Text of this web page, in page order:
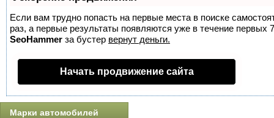
Если вам трудно попасть на первые места в поиске
раз, а первые результаты появляются уже в течение первых
SeoHammer за бустер вернут деньги.
Начать продвижение сайта
Марки автомобилей